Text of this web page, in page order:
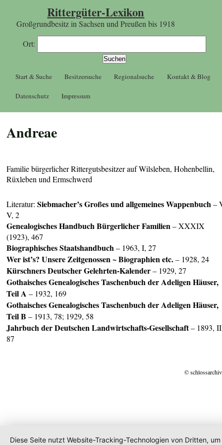
Rittergüter-Lexikon
Großgrundbesitz in Sachsen und Preußen bis 1918
Ort:
Start & Suche Besitzersuche Regionalsuche Kontakt & Blog
Datenschutz Impressum
Andreae
Familie bürgerlicher Rittergutsbesitzer auf Wilsleben, Hohenbellin,
Rüxleben und Ermschwerd
Literatur:Siebmacher’s Großes und allgemeines Wappenbuch–
V, 2
Genealogisches Handbuch Bürgerlicher Familien– XXXIX
(1923), 467
Biographisches Staatshandbuch– 1963, I, 27
Wer ist’s? Unsere Zeitgenossen ~ Biographien etc.– 1928, 24
Kürschners Deutscher Gelehrten-Kalender– 1929, 27
Gothaisches Genealogisches Taschenbuch der Adeligen Häuser,
Teil A – 1932, 169
Gothaisches Genealogisches Taschenbuch der Adeligen Häuser,
Teil B– 1913, 78; 1929, 58
Jahrbuch der Deutschen Landwirtschafts-Gesellschaft– 1893,
87
©
Diese Seite nutzt Website-Tracking-Technologien von Dritten, um